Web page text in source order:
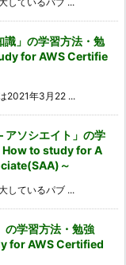
識」の学習方法・勉
for AWS Certifie
2021年3月22 ...
アソシエイト」の学
How to study for A
～
しているパブ ...
の学習方法・勉強
for AWS Certified